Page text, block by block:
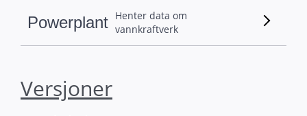
Powerplant Henter data om
vannkraftverk
Versjoner